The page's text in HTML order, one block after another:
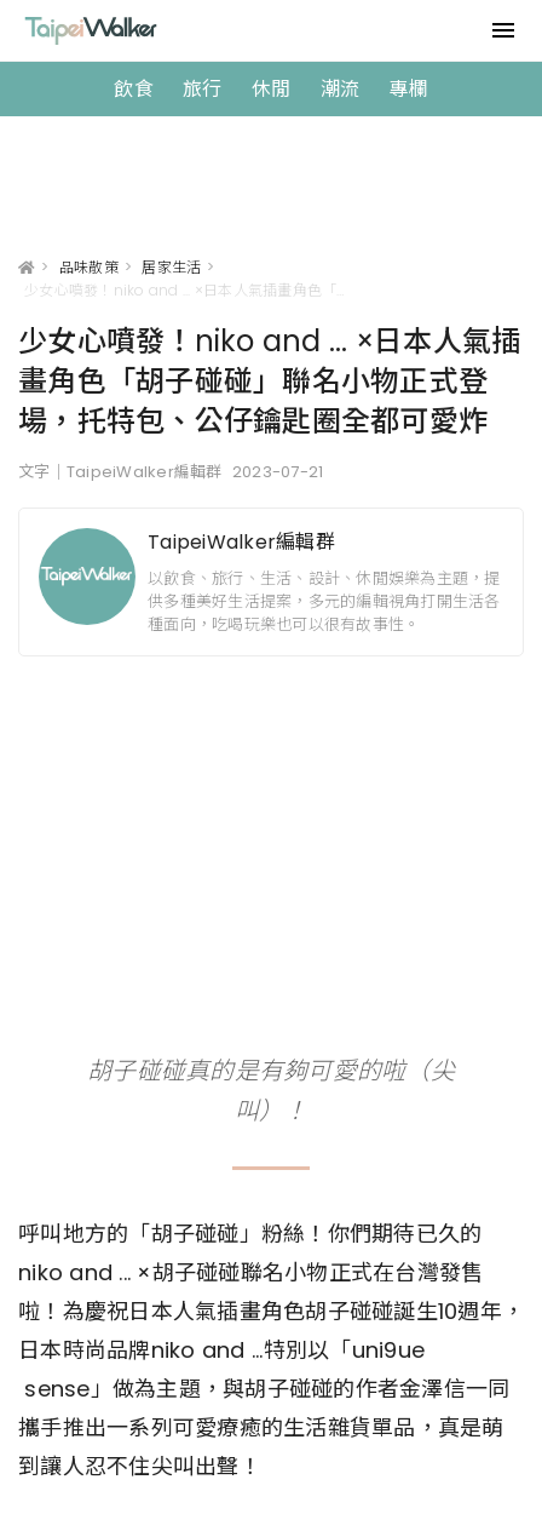
飲食 旅行 休閒 潮流 專欄
> 品味散策 > 居家生活 >
少女心噴發！niko and ... ×日本人氣插
畫角色「胡子碰碰」聯名小物正式登
場，托特包、公仔鑰匙圈全都可愛炸
文字｜TaipeiWalker編輯群 2023-07-21
TaipeiWalker編輯群
以飲食、旅行、生活、設計、休閒娛樂為主題，提
供多種美好生活提案，多元的編輯視角打開生活各
種面向，吃喝玩樂也可以很有故事性。
胡子碰碰真的是有夠可愛的啦（尖
叫）！
呼叫地方的「胡子碰碰」粉絲！你們期待已久的
niko and ... ×胡子碰碰聯名小物正式在台灣發售
啦！為慶祝日本人氣插畫角色胡子碰碰誕生10週年，
日本時尚品牌niko and ...特別以「uni9ue
sense」做為主題，與胡子碰碰的作者金澤信一同
攜手推出一系列可愛療癒的生活雜貨單品，真是萌
到讓人忍不住尖叫出聲！